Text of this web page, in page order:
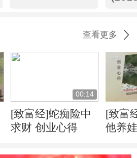
查看更多
00:14
[致富经]蛇痴险中
求财 创业心得
[致富
他养